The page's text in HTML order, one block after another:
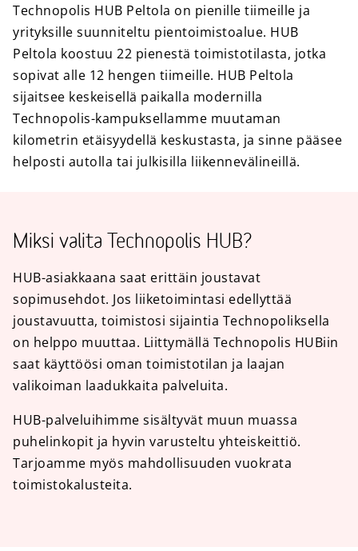
Technopolis HUB Peltola on pienille tiimeille ja
yrityksille suunniteltu pientoimistoalue. HUB
Peltola koostuu 22 pienestä toimistotilasta, jotka
sopivat alle 12 hengen tiimeille. HUB Peltola
sijaitsee keskeisellä paikalla modernilla
Technopolis-kampuksellamme muutaman
kilometrin etäisyydellä keskustasta, ja sinne pääsee
helposti autolla tai julkisilla liikennevälineillä.
Miksi valita Technopolis HUB?
HUB-asiakkaana saat erittäin joustavat
sopimusehdot. Jos liiketoimintasi edellyttää
joustavuutta, toimistosi sijaintia Technopoliksella
on helppo muuttaa. Liittymällä Technopolis HUBiin
saat käyttöösi oman toimistotilan ja laajan
valikoiman laadukkaita palveluita.
HUB-palveluihimme sisältyvät muun muassa
puhelinkopit ja hyvin varusteltu yhteiskeittiö.
Tarjoamme myös mahdollisuuden vuokrata
toimistokalusteita.